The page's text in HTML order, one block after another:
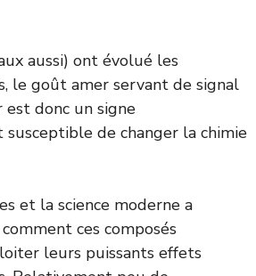
aussi) ont évolué les
le goût amer servant de signal
donc un signe
de changer la chimie
et la science moderne a
ces composés
leurs puissants effets